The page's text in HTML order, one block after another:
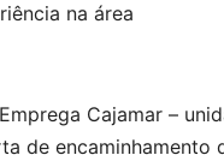
na área
Cajamar –
de